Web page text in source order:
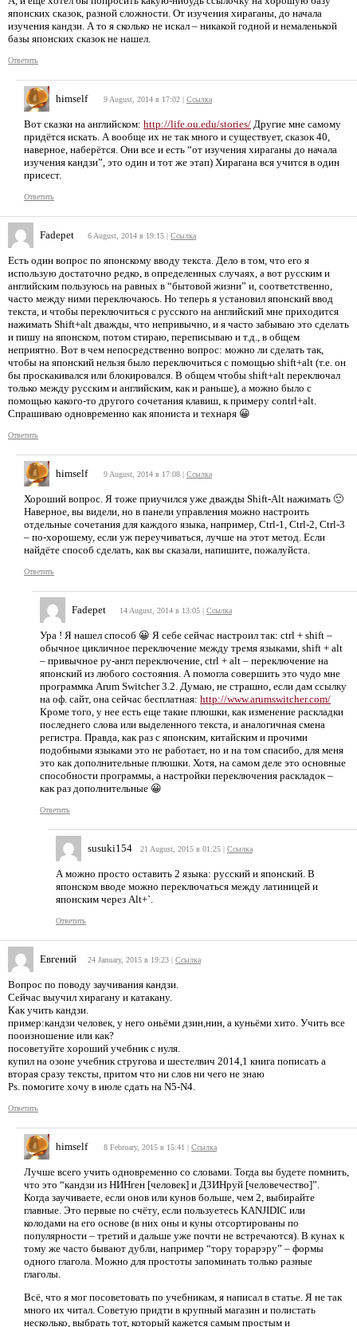
японских сказок, разной сложности. От изучения хираганы, до начала
изучения кандзи. А то я сколько не искал – никакой годной и немаленькой
базы японских сказок не нашел.
Ответить
himself 9 August, 2014 в 17:02 | Ссылка
Вот сказки на английском: http://life.ou.edu/stories/ Другие мне самому
придётся искать. А вообще их не так много и существует, сказок 40,
наверное, наберётся. Они все и есть “от изучения хираганы до начала
изучения кандзи”, это один и тот же этап) Хирагана вся учится в один
присест.
Ответить
Fadepet 6 August, 2014 в 19:15 | Ссылка
Есть один вопрос по японскому вводу текста. Дело в том, что его я
использую достаточно редко, в определенных случаях, а вот русским и
английским пользуюсь на равных в “бытовой жизни” и, соответственно,
часто между ними переключаюсь. Но теперь я установил японский ввод
текста, и чтобы переключиться с русского на английский мне приходится
нажимать Shift+alt дважды, что непривычно, и я часто забываю это сделать
и пишу на японском, потом стираю, переписываю и т.д., в общем
неприятно. Вот в чем непосредственно вопрос: можно ли сделать так,
чтобы на японский нельзя было переключиться с помощью shift+alt (т.е. он
бы проскакивался или блокировался. В общем чтобы shift+alt переключал
только между русским и английским, как и раньше), а можно было с
помощью какого-то другого сочетания клавиш, к примеру contrl+alt.
Спрашиваю одновременно как япониста и технаря 😀
Ответить
himself 9 August, 2014 в 17:08 | Ссылка
Хороший вопрос. Я тоже приучился уже дважды Shift-Alt нажимать 🙂
Наверное, вы видели, но в панели управления можно настроить
отдельные сочетания для каждого языка, например, Ctrl-1, Ctrl-2, Ctrl-3
– по-хорошему, если уж переучиваться, лучше на этот метод. Если
найдёте способ сделать, как вы сказали, напишите, пожалуйста.
Ответить
Fadepet 14 August, 2014 в 13:05 | Ссылка
Ура ! Я нашел способ 😀 Я себе сейчас настроил так: ctrl + shift –
обычное цикличное переключение между тремя языками, shift + alt
– привычное ру-англ переключение, ctrl + alt – переключение на
японский из любого состояния. А помогла совершить это чудо мне
программка Arum Switcher 3.2. Думаю, не страшно, если дам ссылку
на оф. сайт, она сейчас бесплатная: http://www.arumswitcher.com/
Кроме того, у нее есть еще такие плюшки, как изменение раскладки
последнего слова или выделенного текста, и аналогичная смена
регистра. Правда, как раз с японским, китайским и прочими
подобными языками это не работает, но и на том спасибо, для меня
это как дополнительные плюшки. Хотя, на самом деле это основные
способности программы, а настройки переключения раскладок –
как раз дополнительные 😀
Ответить
susuki154 21 August, 2015 в 01:25 | Ссылка
А можно просто оставить 2 языка: русский и японский. В
японском вводе можно переключаться между латиницей и
японским через Alt+`.
Ответить
Евгений 24 January, 2015 в 19:23 | Ссылка
Вопрос по поводу заучивания кандзи.
Сейчас выучил хирагану и катакану.
Как учить кандзи.
пример:кандзи человек, у него оньёми дзин,нин, а куньёми хито. Учить все
пооизношение или как?
посоветуйте хороший учебник с нуля.
купил на озоне учебник стругова и шестелвич 2014,1 книга пописать а
вторая сразу тексты, притом что ни слов ни чего не знаю
Ps. помогите хочу в июле сдать на N5-N4.
Ответить
himself 8 February, 2015 в 15:41 | Ссылка
Лучше всего учить одновременно со словами. Тогда вы будете помнить,
что это “кандзи из НИНген [человек] и ДЗИНруй [человечество]”.
Когда заучиваете, если онов или кунов больше, чем 2, выбирайте
главные. Это первые по счёту, если пользуетесь KANJIDIC или
колодами на его основе (в них оны и куны отсортированы по
популярности – третий и дальше уже почти не встречаются). В кунах к
тому же часто бывают дубли, например “тору торарэру” – формы
одного глагола. Можно для простоты запоминать только разные
глаголы.
Всё, что я мог посоветовать по учебникам, я написал в статье. Я не так
много их читал. Советую придти в крупный магазин и полистать
несколько, выбрать тот, который кажется самым простым и